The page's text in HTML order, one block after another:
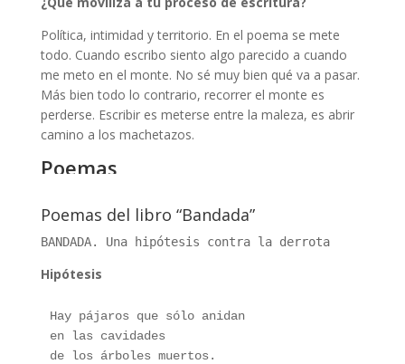
Política, intimidad y territorio. En el poema se mete
todo. Cuando escribo siento algo parecido a cuando
me meto en el monte. No sé muy bien qué va a pasar.
Más bien todo lo contrario, recorrer el monte es
perderse. Escribir es meterse entre la maleza, es abrir
camino a los machetazos.
Poemas
Poemas del libro “Bandada”
BANDADA. Una hipótesis contra la derrota
Hipótesis
Hay pájaros que sólo anidan
en las cavidades
de los árboles muertos.